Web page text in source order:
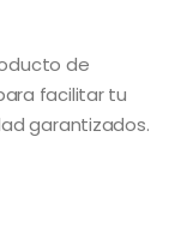
de
facilitar tu
garantizados.